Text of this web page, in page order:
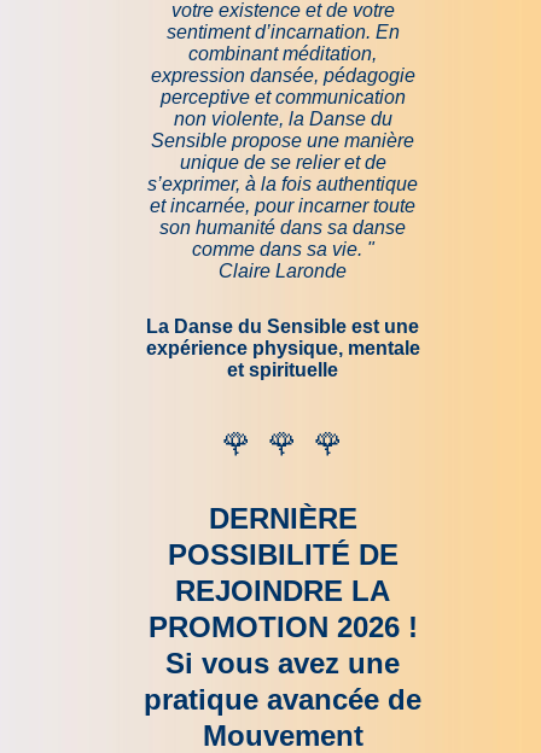
votre existence et de votre
sentiment d’incarnation. En
combinant méditation,
expression dansée, pédagogie
perceptive et communication
non violente, la Danse du
Sensible propose une manière
unique de se relier et de
s’exprimer, à la fois authentique
et incarnée, pour incarner toute
son humanité dans sa danse
comme dans sa vie. "
Claire Laronde
La Danse du Sensible est une
expérience physique, mentale
et spirituelle
🌹 🌹 🌹
DERNIÈRE
POSSIBILITÉ DE
REJOINDRE LA
PROMOTION 2026 !
Si vous avez une
pratique avancée de
Mouvement